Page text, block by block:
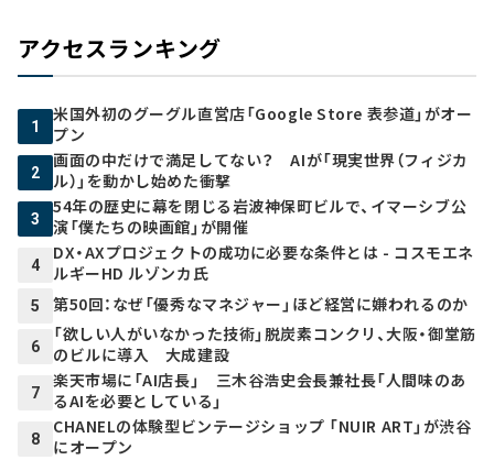
アクセスランキング
1
米国外初のグーグル直営店「Google Store 表参道」がオー
プン
2
画面の中だけで満足してない？ AIが「現実世界（フィジカ
ル）」を動かし始めた衝撃
3
54年の歴史に幕を閉じる岩波神保町ビルで、イマーシブ公
演「僕たちの映画館」が開催
4
DX・AXプロジェクトの成功に必要な条件とは - コスモエネ
ルギーHD ルゾンカ氏
5 第50回：なぜ「優秀なマネジャー」ほど経営に嫌われるのか
6
「欲しい人がいなかった技術」脱炭素コンクリ、大阪・御堂筋
のビルに導入 大成建設
7
楽天市場に「AI店長」 三木谷浩史会長兼社長「人間味のあ
るAIを必要としている」
8
CHANELの体験型ビンテージショップ 「NUIR ART」が渋谷
にオープン